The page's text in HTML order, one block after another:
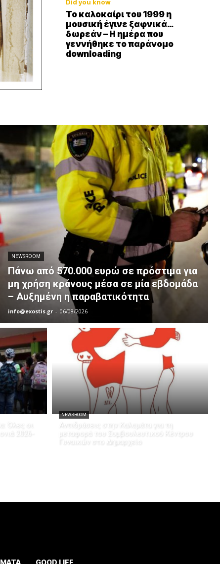
Did you know
Το καλοκαίρι του 1999 η
μουσική έγινε ξαφνικά…
δωρεάν – Η ημέρα που
γεννήθηκε το παράνομο
downloading
NEWSROOM
Πάνω από 570.000 ευρώ σε πρόστιμα για
μη χρήση κράνους μέσα σε μία εβδομάδα
– Αυξημένη η παραβατικότητα
info@exostis.gr - 06/08/2026
Όλες οι
2026-
NEWSROOM
Αντιδράσεις στην Καλαμάτα για τη
μεταφορά του Συμβουλευτικού Κέντρου
Γυναικών στο Δημαρχείο